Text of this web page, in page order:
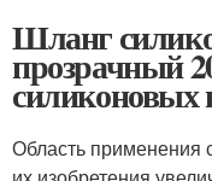
Шланг
прозрачный
силиконовых
Область применения